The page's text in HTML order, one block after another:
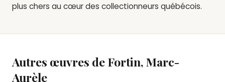
plus chers au cœur des collectionneurs québécois.
Autres œuvres de Fortin, Marc-
Aurèle